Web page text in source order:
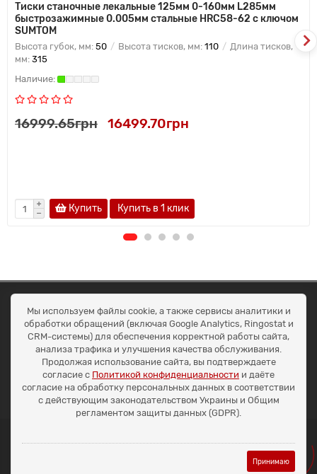
Тиски станочные лекальные 125мм 0-160мм L285мм
быстрозажимные 0.005мм стальные HRC58-62 с ключом
SUMTOM
Высота губок, мм: 50 Высота тисков, мм: 110
Длина тисков,
мм: 315
16999.65грн 16499.70грн
Купить Купить в 1 клик
ОКЕАН ТРЕЙД
Договір публичної оферти
Доставка та оплата
Наші контакти
Умови повернення
+38 (099) 452-20-02
+38 (098) 492-20-02
office@ocean.biz.ua
Мы используем файлы cookie, а также сервисы аналитики и
обработки обращений (включая Google Analytics, Ringostat и
CRM-системы) для обеспечения корректной работы сайта,
анализа трафика и улучшения качества обслуживания.
Продолжая использование сайта, вы подтверждаете
согласие с Политикой конфиденциальности и даёте
согласие на обработку персональных данных в соответствии
с действующим законодательством Украины и Общим
регламентом защиты данных (GDPR).
Принимаю